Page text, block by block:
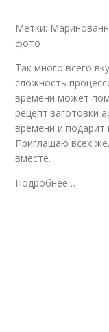
Метки:
фото
Так много всего
сложность
времени может
рецепт заготовки
времени и подарит
Приглашаю всех
вместе.
Подробнее…